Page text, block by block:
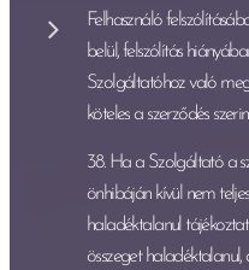
Felhasználó
belül, felszólítás
Szolgáltatóhoz való
köteles a szerződés
38. Ha a Szolgáltató a
önhibáján kívül nem
haladéktalanul
összeget